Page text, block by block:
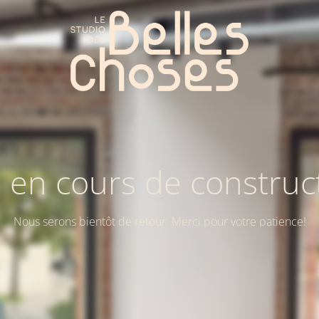
en cours de
Nous serons bientôt de retour. Merci pour votre patience!